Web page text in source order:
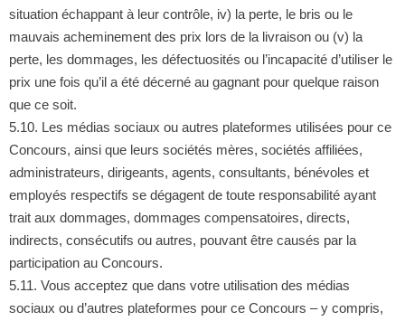
situation échappant à leur contrôle, iv) la perte, le bris ou le
mauvais acheminement des prix lors de la livraison ou (v) la
perte, les dommages, les défectuosités ou l’incapacité d’utiliser le
prix une fois qu’il a été décerné au gagnant pour quelque raison
que ce soit.
5.10. Les médias sociaux ou autres plateformes utilisées pour ce
Concours, ainsi que leurs sociétés mères, sociétés affiliées,
administrateurs, dirigeants, agents, consultants, bénévoles et
employés respectifs se dégagent de toute responsabilité ayant
trait aux dommages, dommages compensatoires, directs,
indirects, consécutifs ou autres, pouvant être causés par la
participation au Concours.
5.11. Vous acceptez que dans votre utilisation des médias
sociaux ou d’autres plateformes pour ce Concours – y compris,